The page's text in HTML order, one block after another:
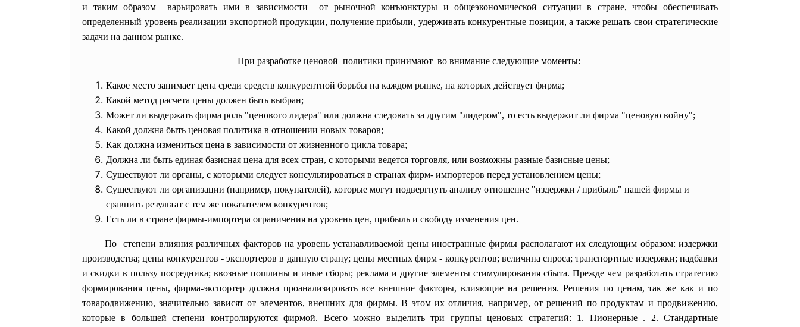
и таким образом варьировать ими в зависимости от рыночной конъюнктуры иобщеэкономической ситуации в стране, чтобы обеспечивать
определенный уровень реализации экспортной продукции, получение прибыли, удерживать конкурентные позиции, а также решать свои стратегические
задачи на данном рынке.
При разработке ценовой политики принимают во внимание следующие моменты:
Какое место занимает цена среди средств конкурентной борьбы на каждом рынке, на которых действует фирма;
Какой метод расчета цены должен быть выбран;
Может ли выдержать фирма роль "ценового лидера" или должна следовать за другим "лидером", то есть выдержит ли фирма "ценовую войну";
Какой должна быть ценовая политика в отношении новых товаров;
Как должна измениться цена в зависимости от жизненного цикла товара;
Должна ли быть единая базисная цена для всех стран, с которыми ведется торговля, или возможны разные базисные цены;
Существуют ли органы, с которыми следует консультироваться в странах фирм- импортеров перед установлением цены;
Существуют ли организации (например, покупателей), которые могут подвергнуть анализу отношение "издержки / прибыль" нашей фирмы и
сравнить результат с тем же показателем конкурентов;
Есть ли в стране фирмы-импортера ограничения на уровень цен, прибыль и свободу изменения цен.
По степени влияния различных факторов на уровень устанавливаемой цены иностранные фирмы располагают их следующим образом: издержки
производства; цены конкурентов - экспортеров в данную страну; цены местных фирм - конкурентов; величина спроса; транспортные издержки; надбавки
и скидки в пользу посредника; ввозные пошлины и иные сборы; реклама и другие элементы стимулирования сбыта. Прежде чем разработать стратегию
формирования цены, фирма-экспортер должна проанализировать все внешние факторы, влияющие на решения. Решения по ценам, так же как и по
товародвижению, значительно зависят от элементов, внешних для фирмы. В этом их отличия, например, от решений по продуктам и продвижению,
которые в большей степени контролируются фирмой. Всего можно выделить три группы ценовых стратегий: 1. Пионерные . 2. Стандартные